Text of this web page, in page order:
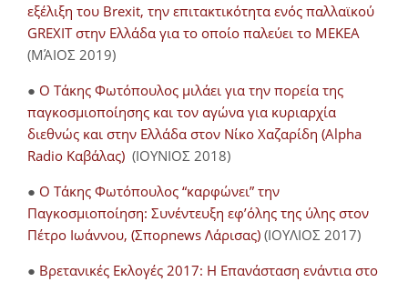
εξέλιξη του Brexit, την επιτακτικότητα ενός παλλαϊκού
GREXIT στην Ελλάδα για το οποίο παλεύει το ΜΕΚΕΑ
(ΜΆΙΟΣ 2019)
● Ο Τάκης Φωτόπουλος μιλάει για την πορεία της
παγκοσμιοποίησης και τον αγώνα για κυριαρχία
διεθνώς και στην Ελλάδα στον Νίκο Χαζαρίδη (Alpha
Radio Καβάλας) (ΙΟΥΝΙΟΣ 2018)
● Ο Τάκης Φωτόπουλος “καρφώνει” την
Παγκοσμιοποίηση: Συνέντευξη εφ’όλης της ύλης στον
Πέτρο Ιωάννου, (Σπορnews Λάρισας) (ΙΟΥΛΙΟΣ 2017)
● Βρετανικές Εκλογές 2017: Η Επανάσταση ενάντια στο